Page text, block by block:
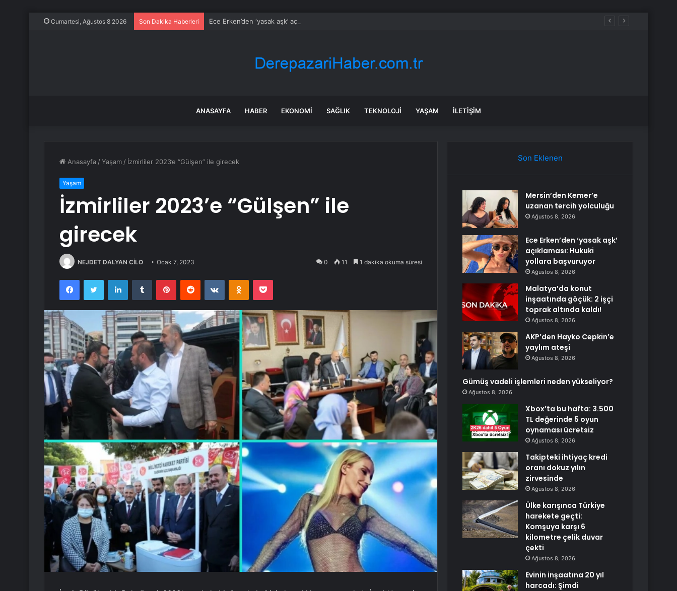
Cumartesi, Ağustos 8 2026 Son Dakika Haberleri Ece Erken’den ‘yasak aşk’ açıklaması: Hukuki yollara başvuruyor
ANASAYFA HABER EKONOMI SAĞLIK TEKNOLOJI YAŞAM İLETIŞIM
Anasayfa /Yaşam / İzmirliler 2023’e “Gülşen” ile girecek
Yaşam
İzmirliler 2023’e “Gülşen” ile
girecek
NEJDET DALYAN CİLO Ocak 7, 2023 0 11 1 dakika okuma süresi
FacebookTwitter LinkedInTumblr PinterestReddit VKontakteOdnoklassniki
Pocket
Son Eklenen
Mersin’den Kemer’e
uzanan tercih yolculuğu
Ağustos 8, 2026
Ece Erken’den ‘yasak aşk’
açıklaması: Hukuki
yollara başvuruyor
Ağustos 8, 2026
Malatya’da konut
inşaatında göçük: 2 işçi
toprak altında kaldı!
Ağustos 8, 2026
AKP’den Hayko Cepkin’e
yaylım ateşi
Ağustos 8, 2026
Gümüş vadeli işlemleri neden yükseliyor?
Ağustos 8, 2026
Xbox’ta bu hafta: 3.500
TL değerinde 5 oyun
oynaması ücretsiz
Ağustos 8, 2026
Takipteki ihtiyaç kredi
oranı dokuz yılın
zirvesinde
Ağustos 8, 2026
Ülke karışınca Türkiye
harekete geçti:
Komşuya karşı 6
kilometre çelik duvar
çekti
Ağustos 8, 2026
Evinin inşaatına 20 yıl
harcadı: Şimdi